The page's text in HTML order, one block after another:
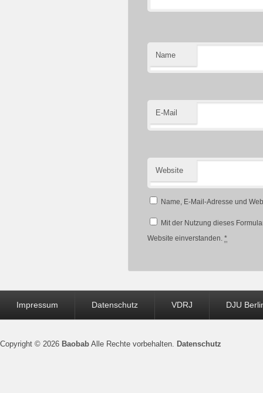
Name
E-Mail
Website
Name, E-Mail-Adresse und
Mit der Nutzung dieses
Website einverstanden. *
MenüImpressum Datenschutz VDRJ DJU
Copyright © 2026 Baobab Alle Rechte vorbehalten. Datenschutz